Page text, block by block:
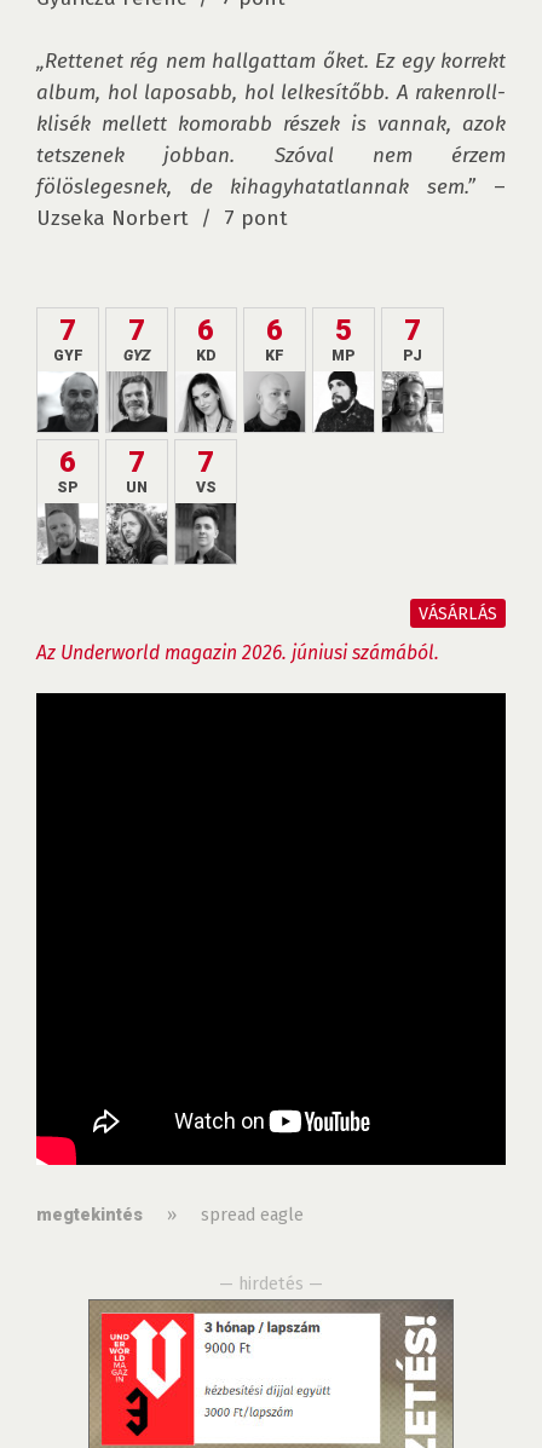
„Rettenet rég nem hallgattam őket. Ez egy korrekt
album, hol laposabb, hol lelkesítőbb. A rakenroll-
klisék mellett komorabb részek is vannak, azok
tetszenek jobban. Szóval nem érzem
fölöslegesnek, de kihagyhatatlannak sem.” –
Uzseka Norbert  /  7 pont
7
GYF
7
GYZ
6
KD
6
KF
5
MP
7
PJ
6
SP
7
UN
7
VS
VÁSÁRLÁS
Az Underworld magazin 2026. júniusi számából.
megtekintés » spread eagle
— hirdetés —